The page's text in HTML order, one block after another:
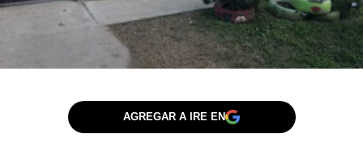
AGREGAR A IRE EN